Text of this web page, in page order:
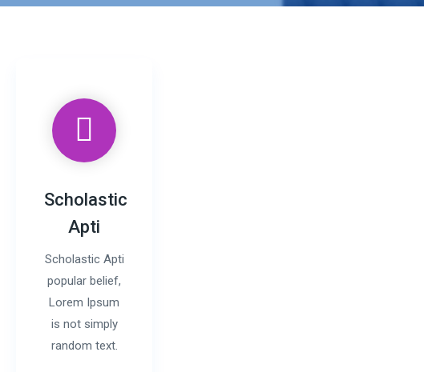
Scholastic
Apti
Scholastic Apti
popular belief,
Lorem Ipsum
is not simply
random text.